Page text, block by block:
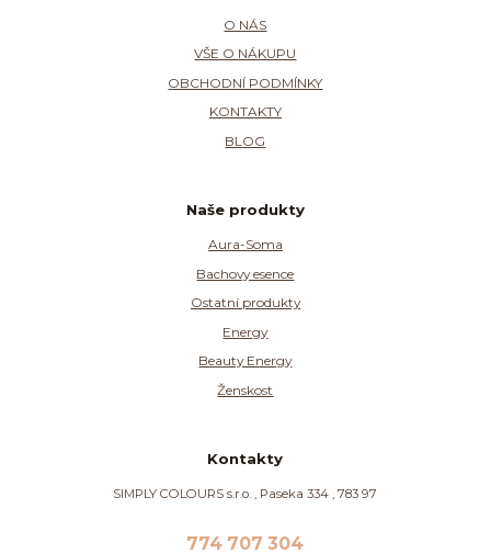
O NÁS
VŠE O NÁKUPU
OBCHODNÍ PODMÍNKY
KONTAKTY
BLOG
Naše produkty
Aura-Soma
Bachovy esence
Ostatní produkty
Energy
Beauty Energy
Ženskost
Kontakty
SIMPLY COLOURS s.r.o. , Paseka 334 , 783 97
774 707 304